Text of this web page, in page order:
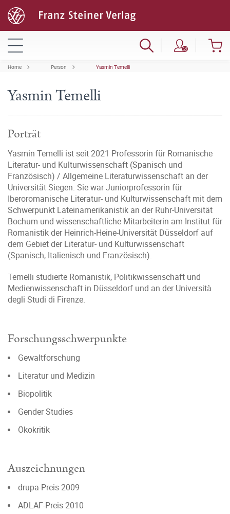
Home Person Yasmin Temelli
Yasmin Temelli
Porträt
Yasmin Temelli ist seit 2021 Professorin für Romanische
Literatur- und Kulturwissenschaft (Spanisch und
Französisch) / Allgemeine Literaturwissenschaft an der
Universität Siegen. Sie war Juniorprofessorin für
Iberoromanische Literatur- und Kulturwissenschaft mit dem
Schwerpunkt Lateinamerikanistik an der Ruhr-Universität
Bochum und wissenschaftliche Mitarbeiterin am Institut für
Romanistik der Heinrich-Heine-Universität Düsseldorf auf
dem Gebiet der Literatur- und Kulturwissenschaft
(Spanisch, Italienisch und Französisch).
Temelli studierte Romanistik, Politikwissenschaft und
Medienwissenschaft in Düsseldorf und an der Università
degli Studi di Firenze.
Forschungsschwerpunkte
Gewaltforschung
Literatur und Medizin
Biopolitik
Gender Studies
Ökokritik
Auszeichnungen
drupa-Preis 2009
ADLAF-Preis 2010